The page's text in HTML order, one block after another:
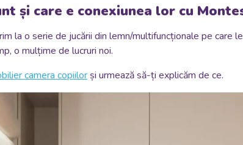
și care e conexiunea lor cu
la o serie de jucării din lemn/multifuncționale pe care
o mulțime de lucruri noi.
camera copiilor și urmează să-ți explicăm de ce.